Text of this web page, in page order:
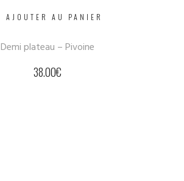
AJOUTER AU PANIER
Demi plateau – Pivoine
38.00€